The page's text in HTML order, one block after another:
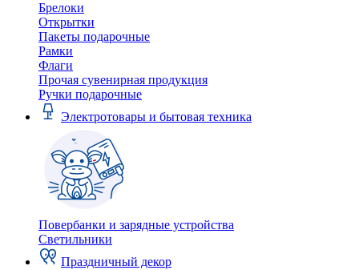
Брелоки
Открытки
Пакеты подарочные
Рамки
Флаги
Прочая сувенирная продукция
Ручки подарочные
Электротовары и бытовая техника
Повербанки и зарядные устройства
Светильники
Праздничный декор